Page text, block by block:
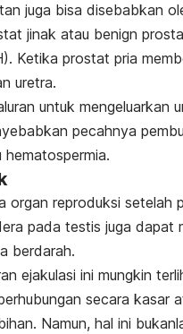
juga bisa disebabkan
jinak atau benign
Ketika prostat pria
uretra.
untuk mengeluarkan
pecahnya
hematospermia.
organ reproduksi setelah
pada testis juga dapat
berdarah.
ejakulasi ini mungkin
secara kasar
Namun, hal ini